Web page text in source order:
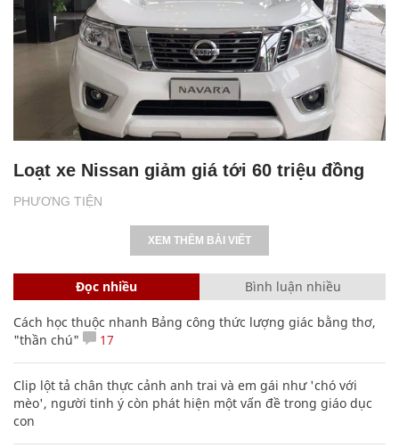
PHƯƠNG TIỆN
Loạt xe Nissan giảm giá tới 60 triệu đồng
XEM THÊM BÀI VIẾT
Đọc nhiều Bình luận nhiều
Cách học thuộc nhanh Bảng công thức lượng giác bằng thơ,
"thần chú"
17
Clip lột tả chân thực cảnh anh trai và em gái như 'chó với
mèo', người tinh ý còn phát hiện một vấn đề trong giáo dục
con